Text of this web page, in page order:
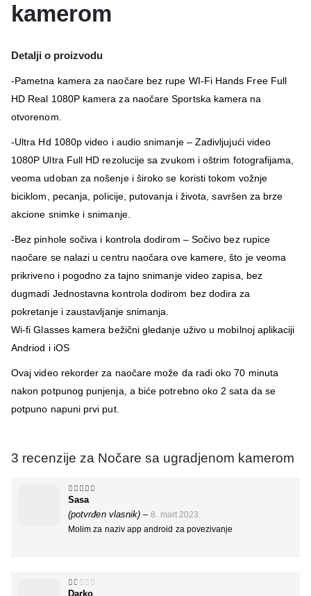
kamerom
Detalji o proizvodu
-Pametna kamera za naočare bez rupe WI-Fi Hands Free Full
HD Real 1080P kamera za naočare Sportska kamera na
otvorenom.
-Ultra Hd 1080p video i audio snimanje – Zadivljujući video
1080P Ultra Full HD rezolucije sa zvukom i oštrim fotografijama,
veoma udoban za nošenje i široko se koristi tokom vožnje
biciklom, pecanja, policije, putovanja i života, savršen za brze
akcione snimke i snimanje.
-Bez pinhole sočiva i kontrola dodirom – Sočivo bez rupice
naočare se nalazi u centru naočara ove kamere, što je veoma
prikriveno i pogodno za tajno snimanje video zapisa, bez
dugmadi Jednostavna kontrola dodirom bez dodira za
pokretanje i zaustavljanje snimanja.
Wi-fi Glasses kamera bežični gledanje uživo u mobilnoj aplikaciji
Andriod i iOS
Ovaj video rekorder za naočare može da radi oko 70 minuta
nakon potpunog punjenja, a biće potrebno oko 2 sata da se
potpuno napuni prvi put.
3 recenzije za Nočare sa ugradjenom kamerom
5od 5
Sasa
(potvrđen vlasnik) – 8. mart 2023.
Molim za naziv app android za povezivanje
1od 5
Darko